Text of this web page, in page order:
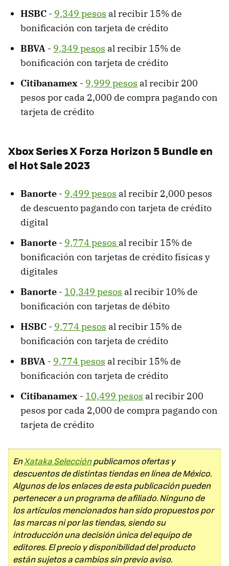
HSBC - 9,349 pesos al recibir 15% de
bonificación con tarjeta de crédito
BBVA - 9,349 pesos al recibir 15% de
bonificación con tarjeta de crédito
Citibanamex - 9,999 pesos al recibir 200
pesos por cada 2,000 de compra pagando con
tarjeta de crédito
Xbox Series X Forza Horizon 5 Bundle en
el Hot Sale 2023
Banorte - 9,499 pesos al recibir 2,000 pesos
de descuento pagando con tarjeta de crédito
digital
Banorte - 9,774 pesos al recibir 15% de
bonificación con tarjetas de crédito físicas y
digitales
Banorte - 10,349 pesos al recibir 10% de
bonificación con tarjetas de débito
HSBC - 9,774 pesos al recibir 15% de
bonificación con tarjeta de crédito
BBVA - 9,774 pesos al recibir 15% de
bonificación con tarjeta de crédito
Citibanamex - 10,499 pesos al recibir 200
pesos por cada 2,000 de compra pagando con
tarjeta de crédito
EnXataka Selecciónpublicamos ofertas y
descuentos de distintas tiendas en línea de México.
Algunos de los enlaces de esta publicación pueden
pertenecer a un programa de afiliado. Ninguno de
los artículos mencionados han sido propuestos por
las marcas ni por las tiendas, siendo su
introducción una decisión única del equipo de
editores. El precio y disponibilidad del producto
están sujetos a cambios sin previo aviso.